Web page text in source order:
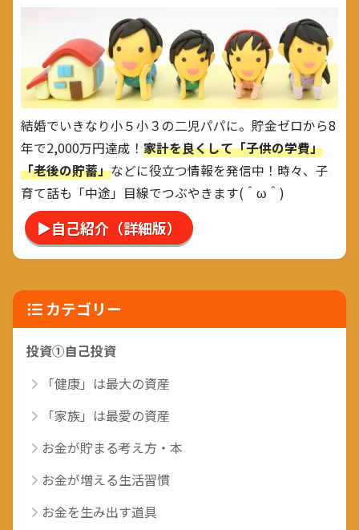
結婚でいきなり小５小３の二児パパに。貯金ゼロから8
年で2,000万円達成！ 家計を良くして「子供の学費」
「老後の貯蓄」などに役立つ情報を発信中！時々、子
育て話も「中途」目線でつぶやきます(＾ω＾)
▶自己紹介（詳細版）
カテゴリー
投資①自己投資
「健康」は最大の資産
「家族」は最愛の資産
お金が貯まる考え方・本
お金が増える生活習慣
お金を生み出す道具